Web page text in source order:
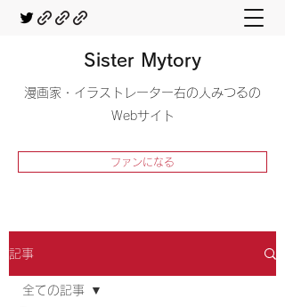
Sister Mytory
​漫画家・イラストレーター右の人みつるの
Webサイト
ファンになる
記事
全ての記事